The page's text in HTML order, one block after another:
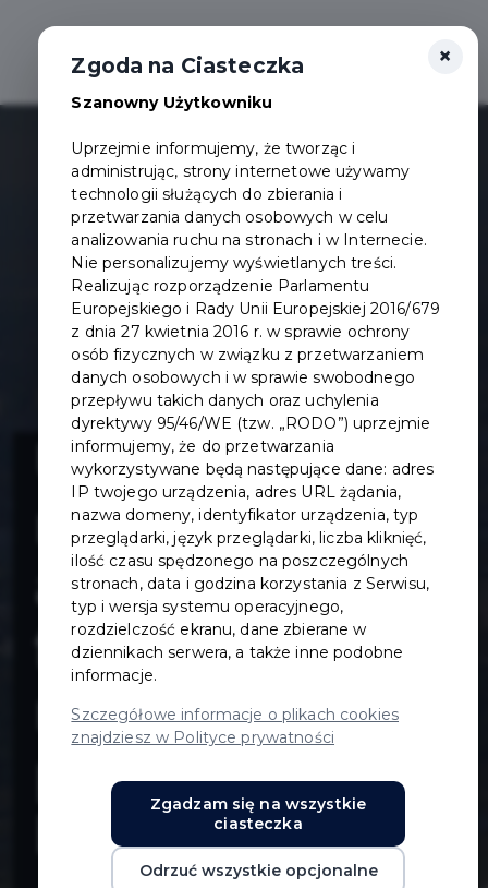
Utworzenie
miejsc
aktywności
fizycznej i
rekreacji
poprzez
budowę 5
×
Zgoda na Ciasteczka
Szanowny Użytkowniku
Uprzejmie informujemy, że tworząc i
administrując, strony internetowe używamy
technologii służących do zbierania i
przetwarzania danych osobowych w celu
analizowania ruchu na stronach i w Internecie.
Nie personalizujemy wyświetlanych treści.
Realizując rozporządzenie Parlamentu
Europejskiego i Rady Unii Europejskiej 2016/679
z dnia 27 kwietnia 2016 r. w sprawie ochrony
osób fizycznych w związku z przetwarzaniem
danych osobowych i w sprawie swobodnego
przepływu takich danych oraz uchylenia
dyrektywy 95/46/WE (tzw. „RODO”) uprzejmie
informujemy, że do przetwarzania
wykorzystywane będą następujące dane: adres
IP twojego urządzenia, adres URL żądania,
nazwa domeny, identyfikator urządzenia, typ
przeglądarki, język przeglądarki, liczba kliknięć,
ilość czasu spędzonego na poszczególnych
stronach, data i godzina korzystania z Serwisu,
typ i wersja systemu operacyjnego,
rozdzielczość ekranu, dane zbierane w
dziennikach serwera, a także inne podobne
informacje.
Szczegółowe informacje o plikach cookies
znajdziesz w Polityce prywatności
Zgadzam się na wszystkie
ciasteczka
Odrzuć wszystkie opcjonalne